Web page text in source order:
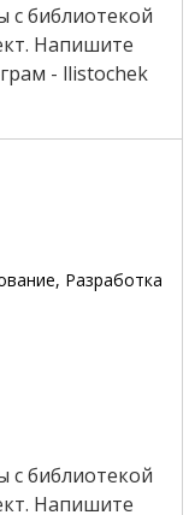
с библиотекой
Напишите
- llistochek
Разработка
с библиотекой
Напишите